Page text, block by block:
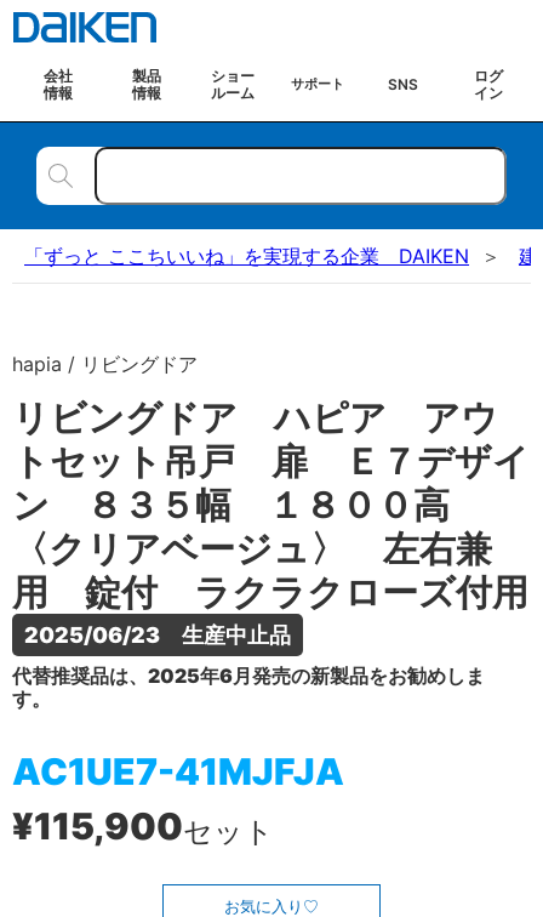
会社
情報
製品
情報
ショー
ルーム
サポート SNS
ログ
イン
「ずっと ここちいいね」を実現する企業 DAIKEN 建
hapia / リビングドア
リビングドア ハピア アウ
トセット吊戸 扉 Ｅ７デザイ
ン ８３５幅 １８００高
〈クリアベージュ〉 左右兼
用 錠付 ラクラクローズ付用
2025/06/23　生産中止品
代替推奨品は、2025年6月発売の新製品をお勧めしま
す。
AC1UE7-41MJFJA
¥115,900セット
お気に入り